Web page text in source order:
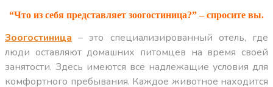
“Что из себя представляет зоогостиница?” – спросите вы.
Зоогостиница – это специализированный отель, где
люди оставляют домашних питомцев на время своей
занятости. Здесь имеются все надлежащие условия для
комфортного пребывания. Каждое животное находится